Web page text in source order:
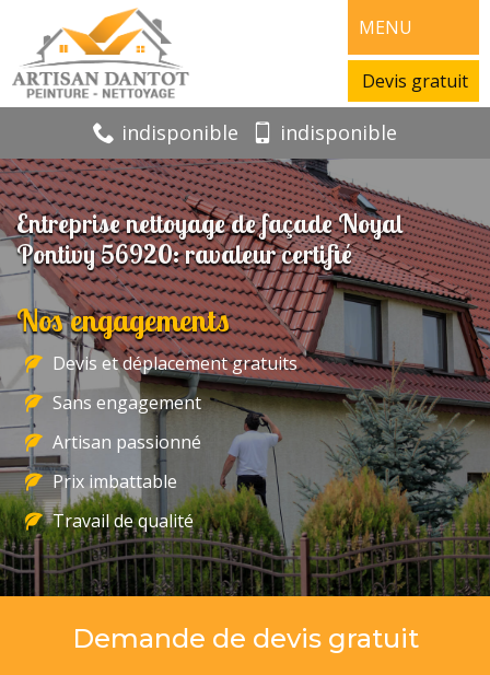
MENU
Devis gratuit
indisponible indisponible
Entreprise nettoyage de façade Noyal
Pontivy 56920: ravaleur certifié
Nos engagements
Devis et déplacement gratuits
Sans engagement
Artisan passionné
Prix imbattable
Travail de qualité
Demande de devis gratuit